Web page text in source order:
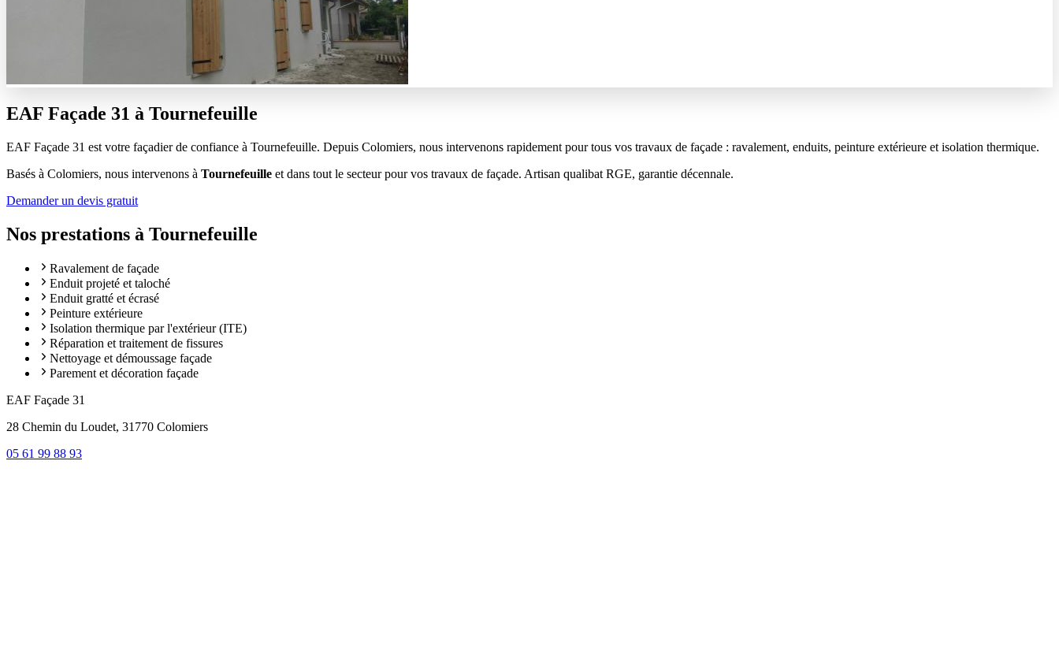
EAF Façade 31 à Tournefeuille
EAF Façade 31 est votre façadier de confiance à Tournefeuille. Depuis Colomiers, nous intervenons rapidement pour tous vos travaux de façade : ravalement, enduits, peinture extérieure et isolation thermique.
Basés à Colomiers, nous intervenons à Tournefeuille et dans tout le secteur pour vos travaux de façade. Artisan qualibat RGE, garantie décennale.
Demander un devis gratuit
Nos prestations à Tournefeuille
Ravalement de façade
Enduit projeté et taloché
Enduit gratté et écrasé
Peinture extérieure
Isolation thermique par l'extérieur (ITE)
Réparation et traitement de fissures
Nettoyage et démoussage façade
Parement et décoration façade
EAF Façade 31
28 Chemin du Loudet, 31770 Colomiers
05 61 99 88 93